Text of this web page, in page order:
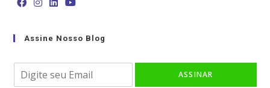
tab
a
tab
a
a
tab
Assine Nosso Blog
m
ASSINAR